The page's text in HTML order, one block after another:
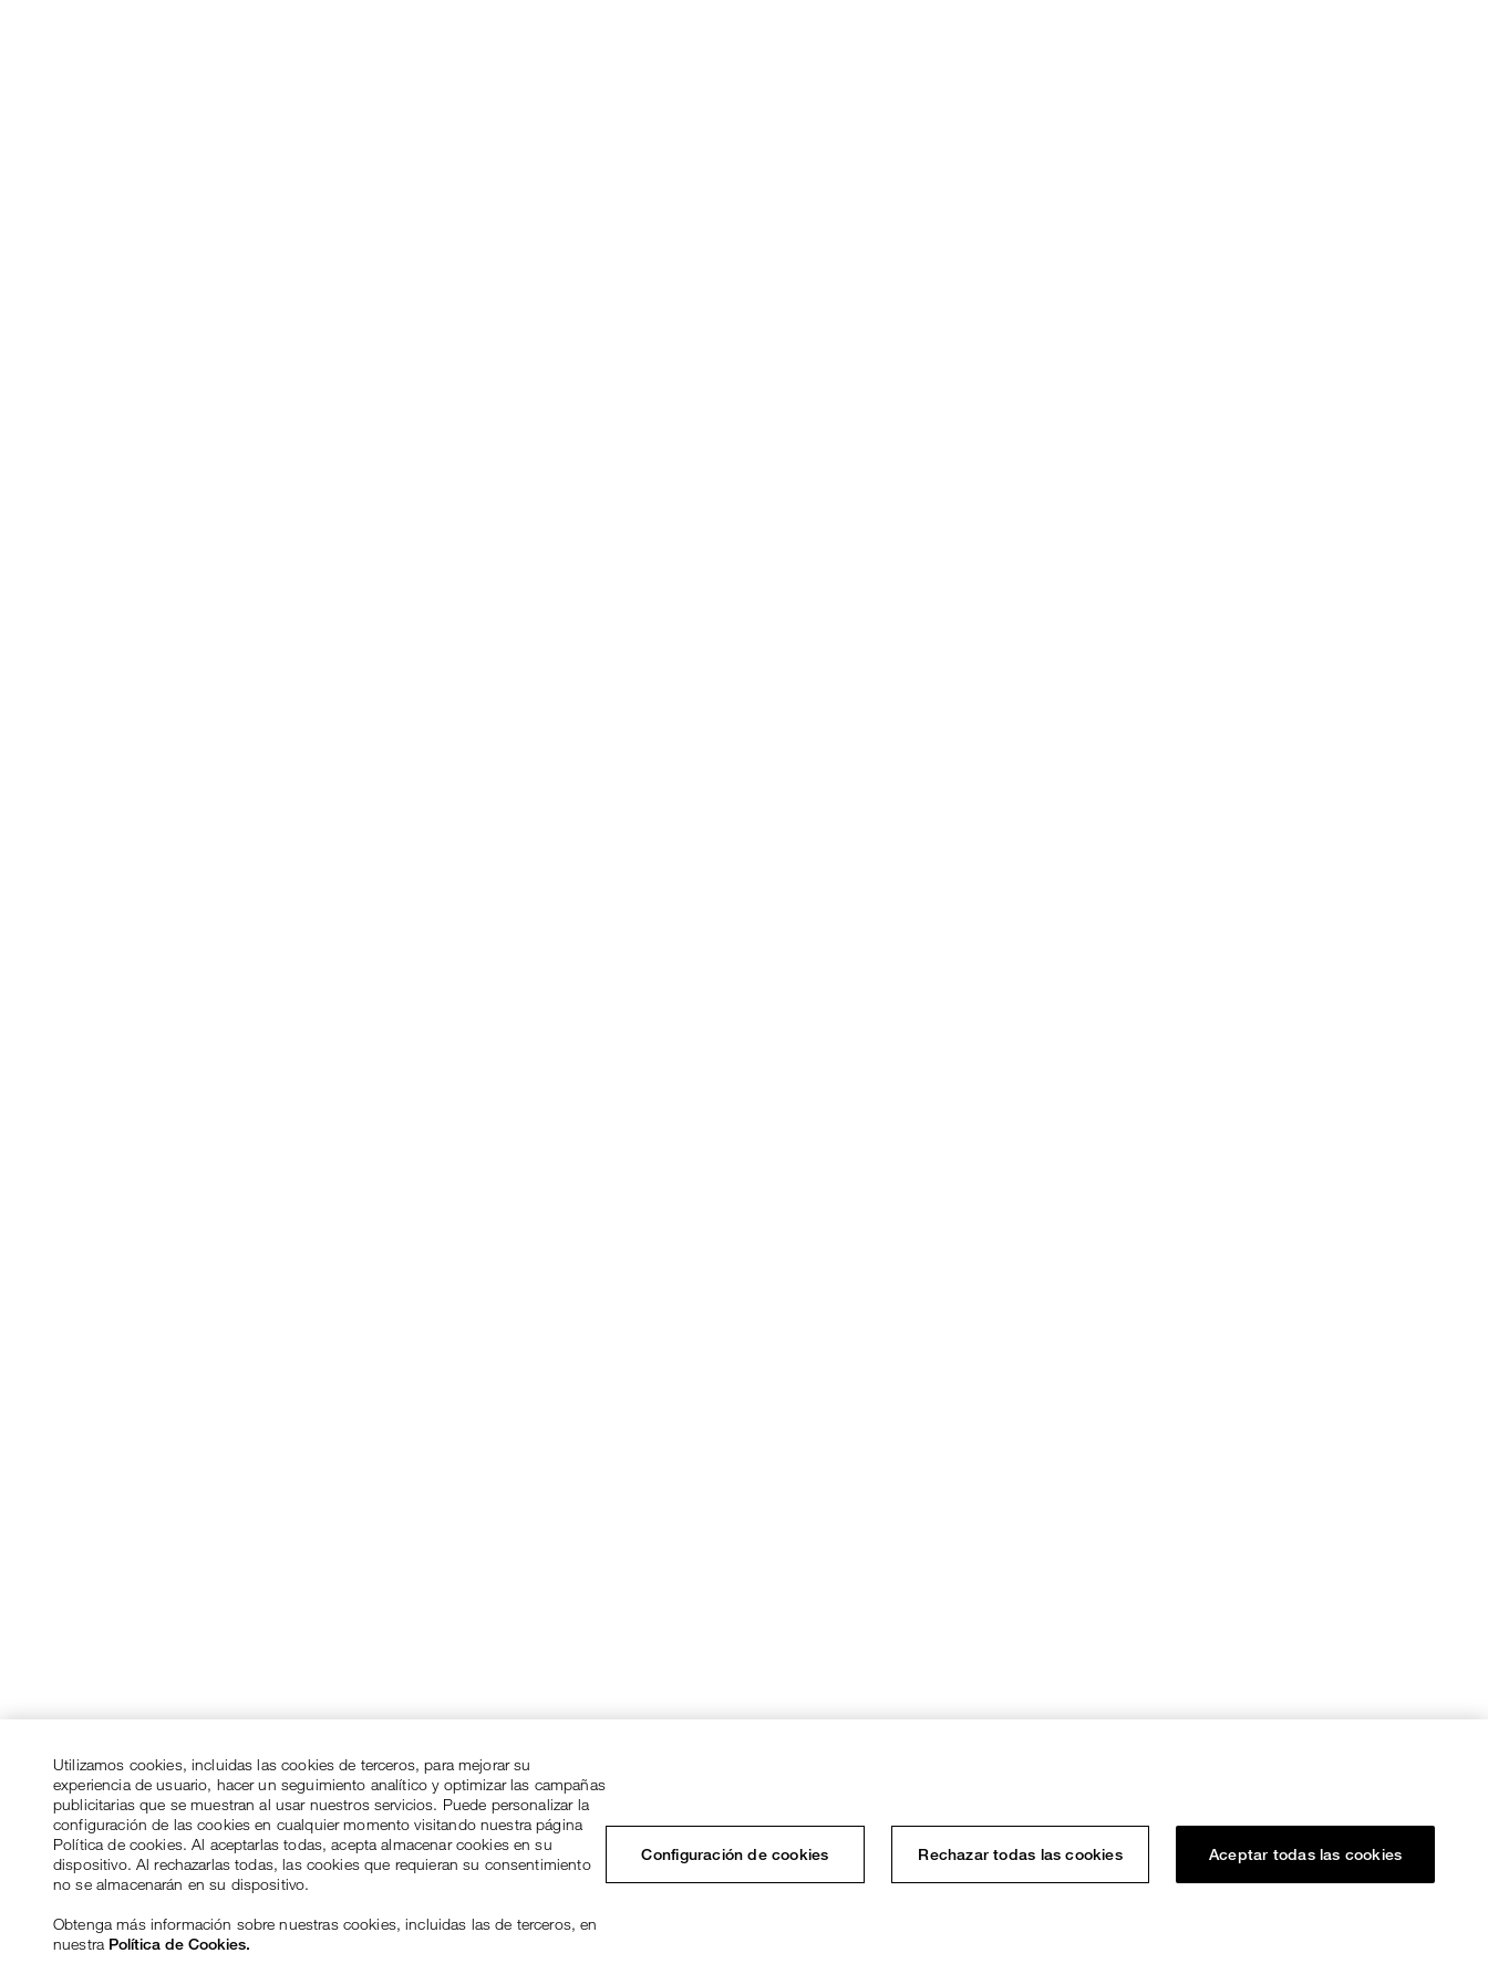
Utilizamos cookies, incluidas las cookies de terceros, para mejorar su
experiencia de usuario, hacer un seguimiento analítico y optimizar las campañas
publicitarias que se muestran al usar nuestros servicios. Puede personalizar la
configuración de las cookies en cualquier momento visitando nuestra página
Política de cookies. Al aceptarlas todas, acepta almacenar cookies en su
dispositivo. Al rechazarlas todas, las cookies que requieran su consentimiento
no se almacenarán en su dispositivo.
Obtenga más información sobre nuestras cookies, incluidas las de terceros, en
nuestra Política de Cookies.
Configuración de cookies Rechazar todas las cookies Aceptar todas las cookies